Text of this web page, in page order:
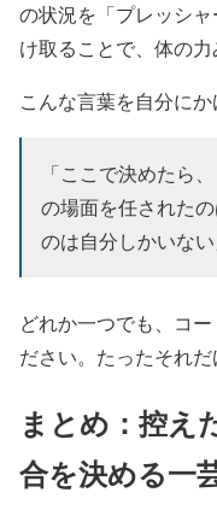
の状況を「プレッシ
け取ることで、体の力
こんな言葉を自分にか
「ここで決めたら
の場面を任された
のは自分しかいない
どれか一つでも、コ
ださい。たったそれだ
まとめ：控え
合を決める一